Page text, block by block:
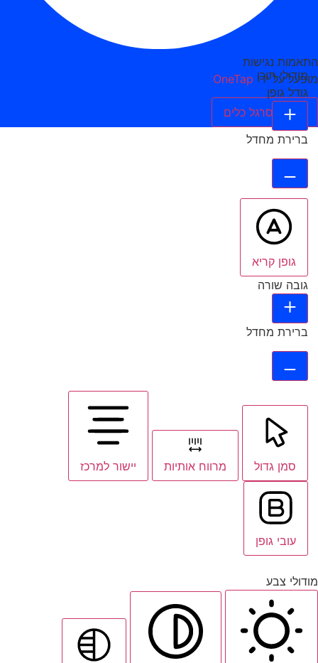
התאמות נגישות
מופעל על ידי OneTap
הסתר סרגל כלים
מודולי תוכן
גודל גופן
ברירת מחדל
גופן קריא
גובה שורה
ברירת מחדל
סמן גדול מרווח אותיות יישור למרכז
עובי גופן
מודולי צבע